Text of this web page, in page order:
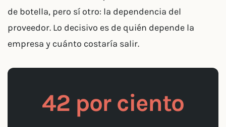
de botella, pero sí otro: la dependencia del
proveedor. Lo decisivo es de quién depende la
empresa y cuánto costaría salir.
42 por ciento